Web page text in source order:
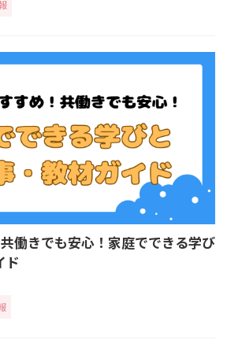
働きでも安心！家庭でできる学び
ド